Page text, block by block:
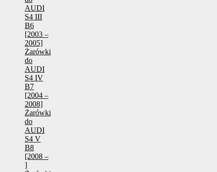
AUDI
S4 III
B6
[2003 –
2005]
Żarówki
do
AUDI
S4 IV
B7
[2004 –
2008]
Żarówki
do
AUDI
S4 V
B8
[2008 –
]